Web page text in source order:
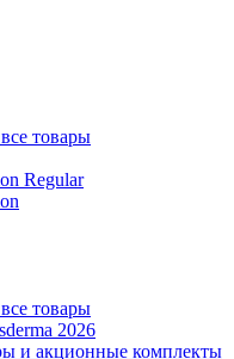
товары
Regular
товары
2026
и акционные комплекты